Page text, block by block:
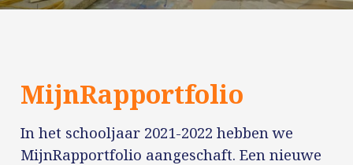
MijnRapportfolio
In het schooljaar 2021-2022 hebben we
MijnRapportfolio aangeschaft. Een nieuwe